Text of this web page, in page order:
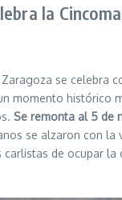
la
se celebra
momento histórico
Se remonta al 5 de
se alzaron con la
de ocupar la